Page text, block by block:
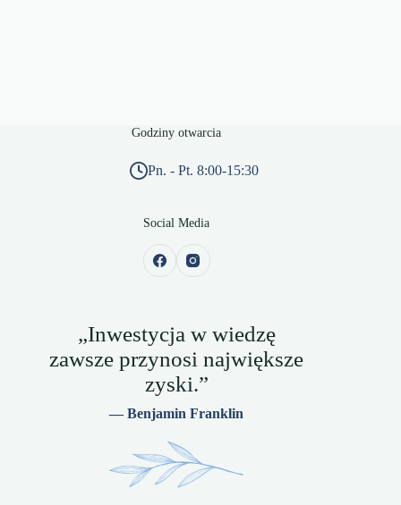
Godziny otwarcia
Pn. - Pt. 8:00-15:30
Social Media
„Inwestycja w wiedzę
zawsze przynosi największe
zyski.”
— Benjamin Franklin